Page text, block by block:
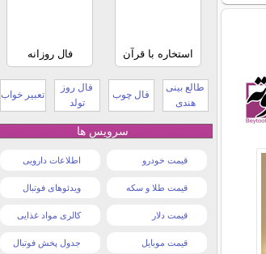
استخاره با قرآن فال روزانه
طالع بینی
هندی
فال چوب
فال روز
تولد
تعبیر خواب
سرویس ها
قیمت خودرو اطلاعات دارویی
قیمت طلا و سکه ویدئوهای فوتبال
قیمت دلار کالری مواد غذایی
قیمت موبایل جدول پخش فوتبال